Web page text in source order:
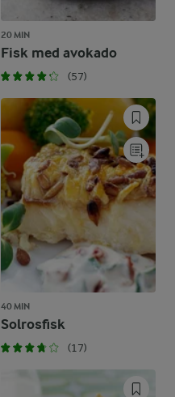
20 MIN
Fisk med avokado
(57)
40 MIN
Solrosfisk
(17)